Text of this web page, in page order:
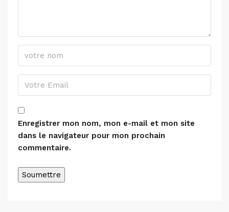
Enregistrer mon nom, mon e-mail et mon site
dans le navigateur pour mon prochain
commentaire.